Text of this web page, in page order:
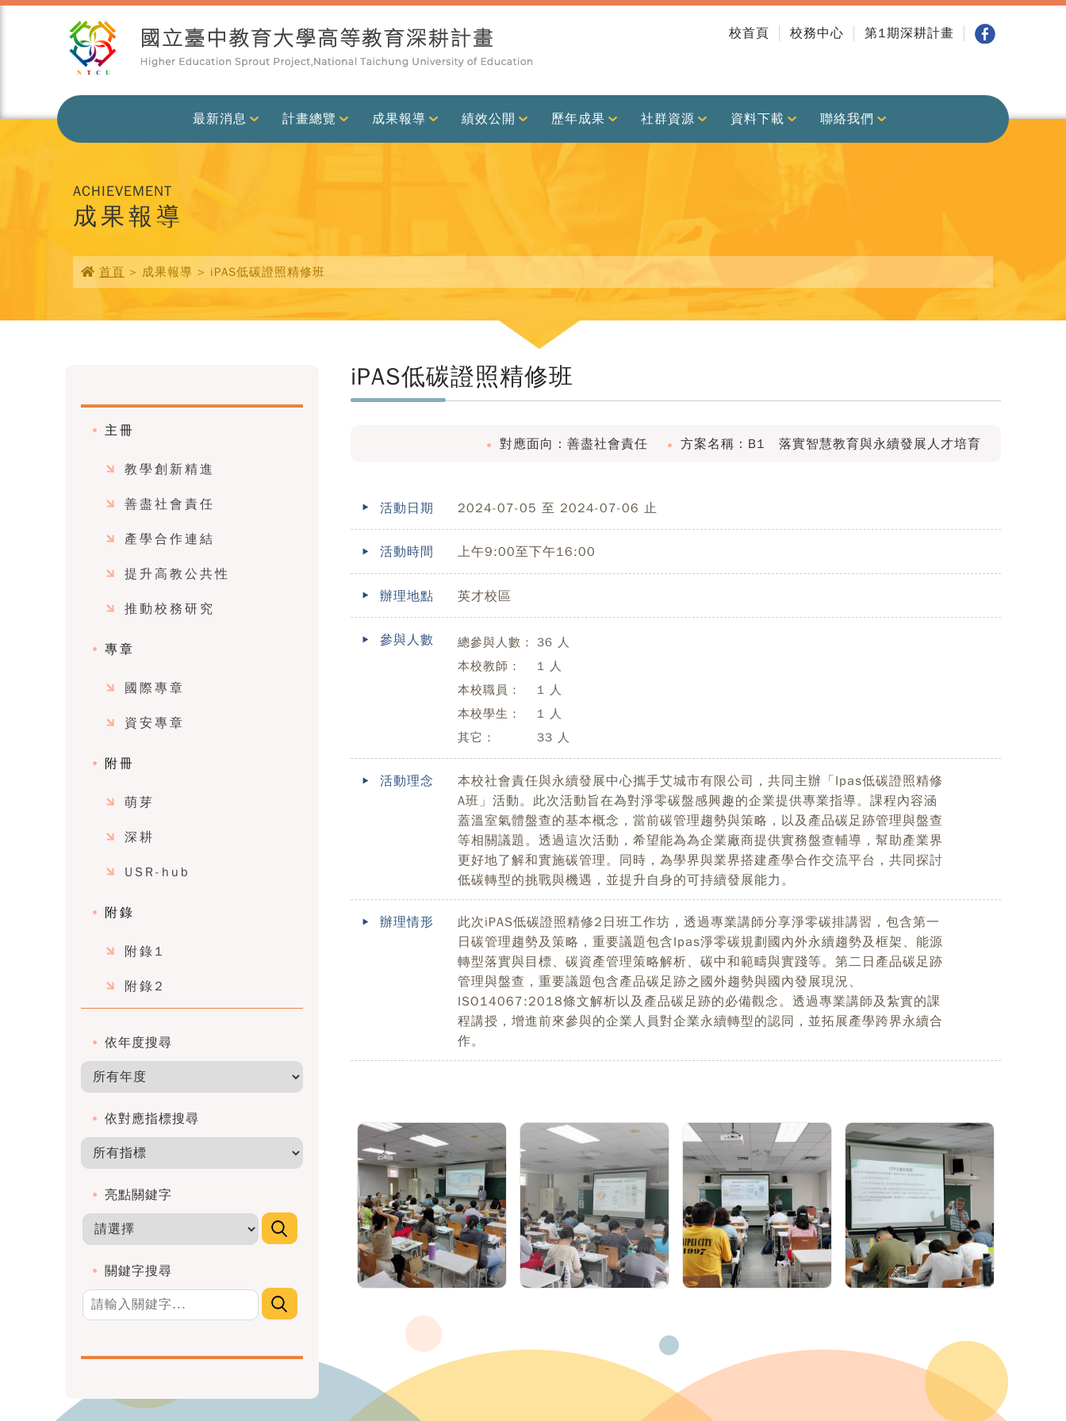
校首頁 校務中心 第1期深耕計畫
最新消息 計畫總覽 成果報導 績效公開 歷年成果 社群資源 資料下載 聯絡我們
ACHIEVEMENT
成果報導
首頁 > 成果報導 > iPAS低碳證照精修班
主冊
教學創新精進
善盡社會責任
產學合作連結
提升高教公共性
推動校務研究
專章
國際專章
資安專章
附冊
萌芽
深耕
USR-hub
附錄
附錄1
附錄2
依年度搜尋
依對應指標搜尋
亮點關鍵字
關鍵字搜尋
iPAS低碳證照精修班
對應面向：善盡社會責任 方案名稱：B1 落實智慧教育與永續發展人才培育
活動日期 2024-07-05 至 2024-07-06 止
活動時間 上午9:00至下午16:00
辦理地點 英才校區
參與人數 總參與人數：
36 人
本校教師：
1 人
本校職員：
1 人
本校學生：
1 人
其它：
33 人
活動理念
本校社會責任與永續發展中心攜手艾城市有限公司，共同主辦「Ipas低碳證照精修
A班」活動。此次活動旨在為對淨零碳盤感興趣的企業提供專業指導。課程內容涵
蓋溫室氣體盤查的基本概念，當前碳管理趨勢與策略，以及產品碳足跡管理與盤查
等相關議題。透過這次活動，希望能為為企業廠商提供實務盤查輔導，幫助產業界
更好地了解和實施碳管理。同時，為學界與業界搭建產學合作交流平台，共同探討
低碳轉型的挑戰與機遇，並提升自身的可持續發展能力。
辦理情形
此次iPAS低碳證照精修2日班工作坊，透過專業講師分享淨零碳排講習，包含第一
日碳管理趨勢及策略，重要議題包含Ipas淨零碳規劃國內外永續趨勢及框架、能源
轉型落實與目標、碳資產管理策略解析、碳中和範疇與實踐等。第二日產品碳足跡
管理與盤查，重要議題包含產品碳足跡之國外趨勢與國內發展現況、
ISO14067:2018條文解析以及產品碳足跡的必備觀念。透過專業講師及紮實的課
程講授，增進前來參與的企業人員對企業永續轉型的認同，並拓展產學跨界永續合
作。